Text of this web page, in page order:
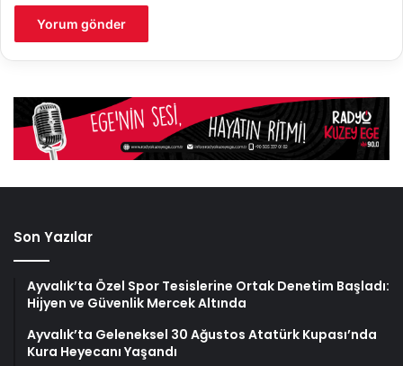
Son Yazılar
Ayvalık’ta Özel Spor Tesislerine Ortak Denetim Başladı:
Hijyen ve Güvenlik Mercek Altında
Ayvalık’ta Geleneksel 30 Ağustos Atatürk Kupası’nda
Kura Heyecanı Yaşandı